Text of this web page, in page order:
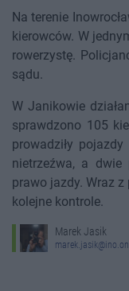
Na terenie
kierowców. W
rowerzystę.
sądu.
W Janikowie
sprawdzono 105
prowadziły
nietrzeźwa, a
prawo jazdy. Wraz
kolejne kontrole.
Marek Jasik